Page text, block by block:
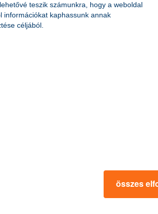
Program (DÁP) segítségével, a
a K&H online felületein,
teszik számunkra, hogy a weboldal
információkat kaphassunk annak
céljából.
összes